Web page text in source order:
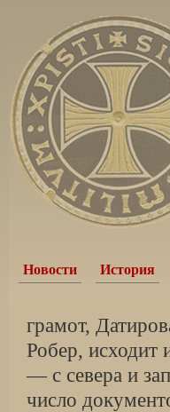
Новости История
грамот,
Робер, исходит
— с севера и
число